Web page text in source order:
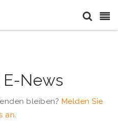
E-News
bleiben? Melden Sie
an.